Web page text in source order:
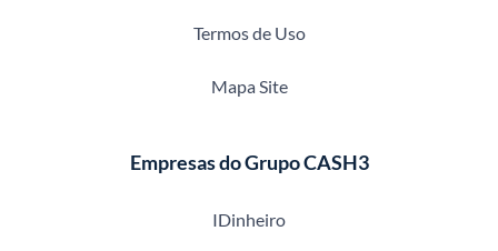
Termos de Uso
Mapa Site
Empresas do Grupo CASH3
IDinheiro